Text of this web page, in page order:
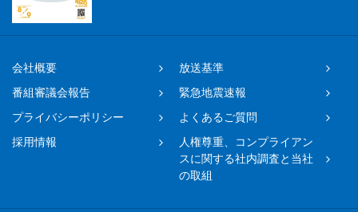
会社概要
放送基準
番組審議会報告
緊急地震速報
プライバシーポリシー
よくあるご質問
採用情報
人権尊重、コンプライアン
スに関する社内調査と当社
の取組